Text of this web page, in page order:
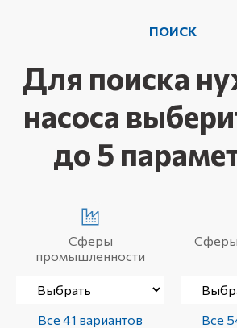
ПОИСК
Для поиска
насоса
до 5
Сферы
промышленности
Все 41 вариантов
Сферы
Все